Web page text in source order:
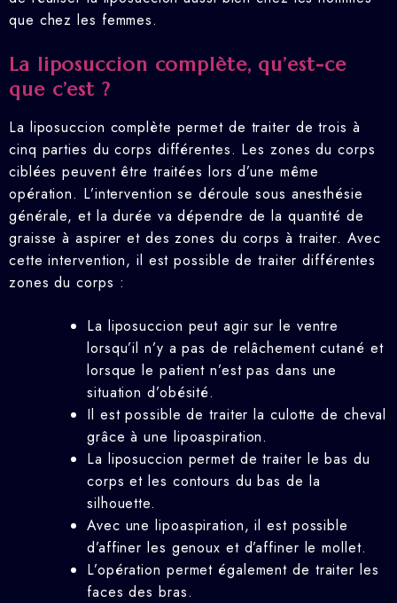
que chez les femmes.
La liposuccion complète, qu’est-ce
que c’est ?
La liposuccion complète permet de traiter de trois à
cinq parties du corps différentes. Les zones du corps
ciblées peuvent être traitées lors d’une même
opération. L’intervention se déroule sous anesthésie
générale, et la durée va dépendre de la quantité de
graisse à aspirer et des zones du corps à traiter. Avec
cette intervention, il est possible de traiter différentes
zones du corps :
La liposuccion peut agir sur le ventre
lorsqu’il n’y a pas de relâchement cutané et
lorsque le patient n’est pas dans une
situation d’obésité.
Il est possible de traiter la culotte de cheval
grâce à une lipoaspiration.
La liposuccion permet de traiter le bas du
corps et les contours du bas de la
silhouette.
Avec une lipoaspiration, il est possible
d’affiner les genoux et d’affiner le mollet.
L’opération permet également de traiter les
faces des bras.